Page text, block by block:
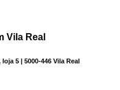
Vila Real
5 | 5000-446 Vila Real